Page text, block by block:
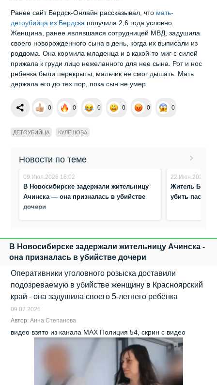
Ранее сайт Бердск-Онлайн рассказывал, что мать-
детоубийца из Бердска получила 2,6 года условно.
Женщина, ранее являвшаяся сотрудницей МВД, задушила
своего новорожденного сына в день, когда их выписали из
роддома. Она кормила младенца и в какой-то миг с силой
прижала к груди лицо нежеланного для нее сына. Рот и нос
ребенка были перекрыты, мальчик не смог дышать. Мать
держала его до тех пор, пока сын не умер.
0 0 0 0 0 0
ДЕТОУБИЙЦА КУЛЕШОВА
Новости по теме
09.Июл.2026 16:02
В Новосибирске задержали жительницу
Ачинска — она призналась в убийстве
дочери
22.Июн.2026
Житель
убить
В Новосибирске задержали жительницу Ачинска -
она призналась в убийстве дочери
Оперативники уголовного розыска доставили
подозреваемую в убийстве женщину в Красноярский
край - она задушила своего 5-летнего ребёнка
09.07.2026
Автор:Анна Степанова
видео взято из канала МАХ Полиция 54, скрин с видео